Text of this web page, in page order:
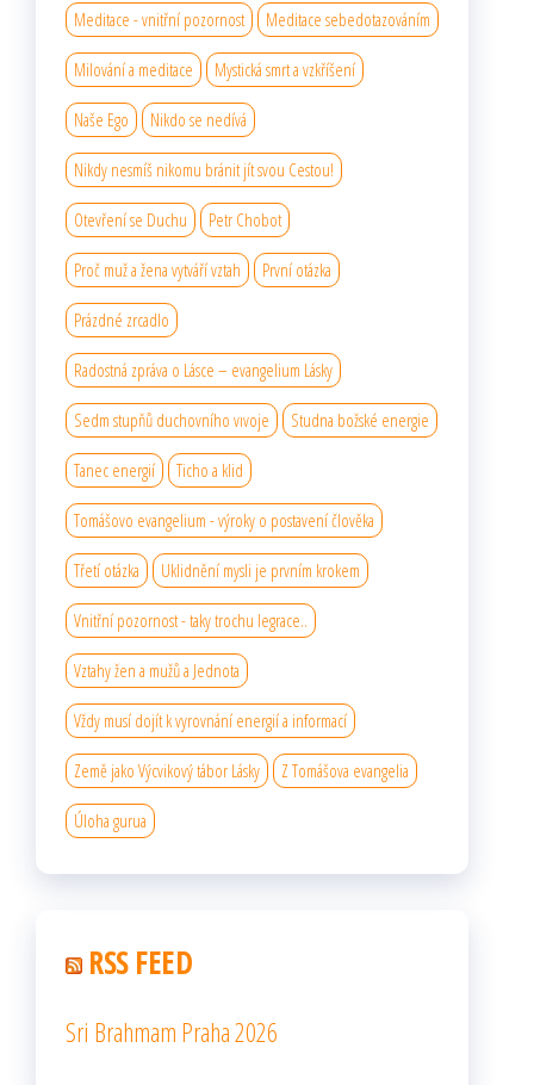
Meditace - vnitřní pozornost Meditace sebedotazováním
Milování a meditace Mystická smrt a vzkříšení
Naše Ego Nikdo se nedívá
Nikdy nesmíš nikomu bránit jít svou Cestou!
Otevření se Duchu Petr Chobot
Proč muž a žena vytváří vztah První otázka
Prázdné zrcadlo
Radostná zpráva o Lásce – evangelium Lásky
Sedm stupňů duchovního vıvoje Studna božské energie
Tanec energií Ticho a klid
Tomášovo evangelium - výroky o postavení člověka
Třetí otázka Uklidnění mysli je prvním krokem
Vnitřní pozornost - taky trochu legrace..
Vztahy žen a mužů a Jednota
Vždy musí dojít k vyrovnání energií a informací
Země jako Výcvikový tábor Lásky Z Tomášova evangelia
Úloha gurua
RSS FEED
Sri Brahmam Praha 2026